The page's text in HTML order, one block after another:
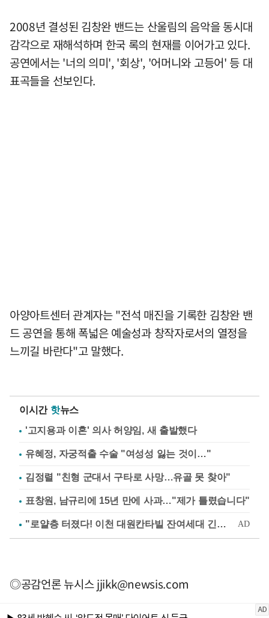
2008년 결성된 김창완 밴드는 산울림의 음악을 동시대
감각으로 재해석하며 한국 록의 현재를 이어가고 있다.
공연에서는 '너의 의미', '회상', '어머니와 고등어' 등 대
표곡들을 선보인다.
아양아트센터 관계자는 "전석 매진을 기록한 김창완 밴
드 공연을 통해 폭넓은 예술성과 창작자로서의 열정을
느끼길 바란다"고 말했다.
이시간 핫뉴스
'고지용과 이혼' 의사 허양임, 새 출발했다
유혜정, 자궁적출 수술 "여성성 잃는 것이…"
김정렬 "친형 군대서 구타로 사망…유골 못 찾아"
표창원, 남규리에 15년 만에 사과…"제가 틀렸습니다"
◎공감언론 뉴시스jjikk@newsis.com